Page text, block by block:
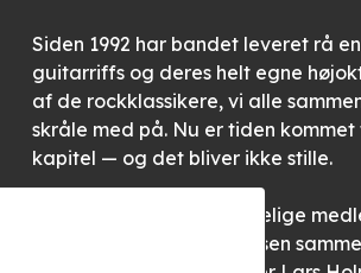
Siden 1992 har bandet leveret rå
guitarriffs og deres helt egne
af de rockklassikere, vi alle
skråle med på. Nu er tiden
kapitel — og det bliver ikke stille.
På scenen står de oprindelige
Hejgaard og Hans Knudsen